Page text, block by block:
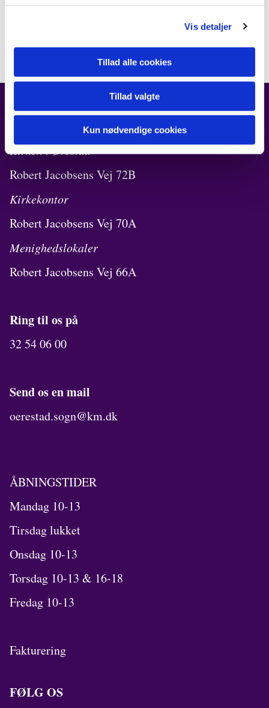
Vis detaljer
Tillad alle cookies
Tillad valgte
Kun nødvendige cookies
Kirken i Ørestad
Robert Jacobsens Vej 72B
Kirkekontor
Robert Jacobsens Vej 70A
Menighedslokaler
Robert Jacobsens Vej 66A
Ring til os på
32 54 06 00
Send os en mail
oerestad.sogn@km.dk
ÅBNINGSTIDER
Mandag 10-13
Tirsdag lukket
Onsdag 10-13
Torsdag 10-13 & 16-18
Fredag 10-13
Fakturering
FØLG OS